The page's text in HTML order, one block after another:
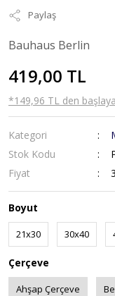
Paylaş
Bauhaus Berlin
419,00 TL
*149,96 TL den
Kategori
Stok Kodu
Fiyat
Boyut
21x30 30x40
Çerçeve
Ahşap Çerçeve